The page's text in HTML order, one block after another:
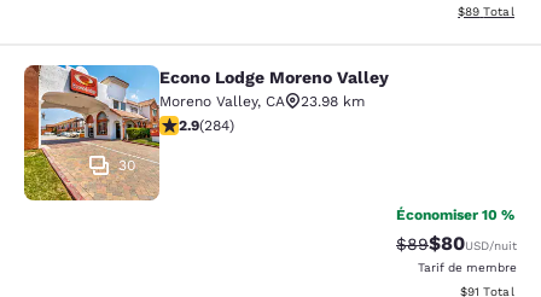
Afficher les
$89 Total
Econo Lodge Moreno Valley
30
Econo Lodge Moreno Valley
Moreno Valley, CA
23.98 km
2.92 étoiles. Moyen. 284 commentaires
2.9(284)
Économiser 10 %
Tarif barré :
$89Tarif réduit :
$80USD/nuit
Tarif de membre
Afficher les
$91 Total